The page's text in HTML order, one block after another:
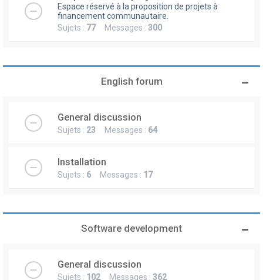
Espace réservé à la proposition de projets à
financement communautaire.
Sujets : 77Messages : 300
English forum
General discussion
Sujets : 23 Messages : 64
Installation
Sujets : 6 Messages : 17
Software development
General discussion
Sujets : 102Messages : 362